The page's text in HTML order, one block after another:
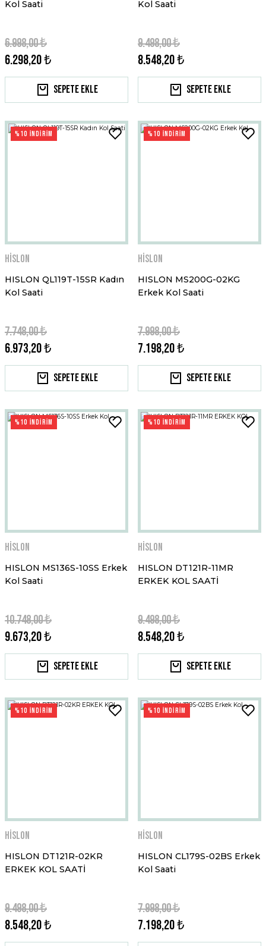
Kol Saati
6.298,20 ₺
6.998,00 ₺
Sepete Ekle
Kol Saati
8.548,20 ₺
9.498,00 ₺
Sepete Ekle
%10 İNDİRİM
Hislon
HISLON QL119T-15SR Kadın
Kol Saati
6.973,20 ₺
7.748,00 ₺
Sepete Ekle
%10 İNDİRİM
Hislon
HISLON MS200G-02KG
Erkek Kol Saati
7.198,20 ₺
7.998,00 ₺
Sepete Ekle
%10 İNDİRİM
Hislon
HISLON MS136S-10SS Erkek
Kol Saati
9.673,20 ₺
10.748,00 ₺
Sepete Ekle
%10 İNDİRİM
Hislon
HISLON DT121R-11MR
ERKEK KOL SAATİ
8.548,20 ₺
9.498,00 ₺
Sepete Ekle
%10 İNDİRİM
Hislon
HISLON DT121R-02KR
ERKEK KOL SAATİ
8.548,20 ₺
9.498,00 ₺
%10 İNDİRİM
Hislon
HISLON CL179S-02BS Erkek
Kol Saati
7.198,20 ₺
7.998,00 ₺